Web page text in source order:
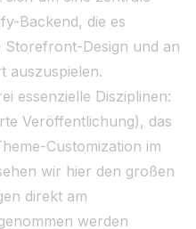
Backend, die es
Design und an
auszuspielen.
essenzielle Disziplinen:
Veröffentlichung), das
Customization im
wir hier den großen
direkt am
werden